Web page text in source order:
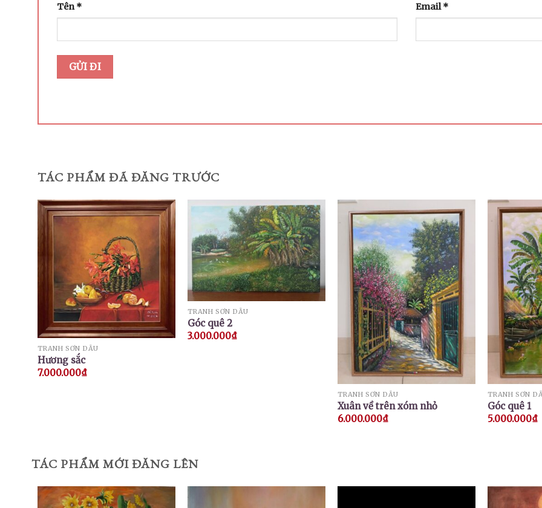
Tên* Email*
TÁC PHẨM ĐÃ ĐĂNG TRƯỚC
TRANH SƠN DẦU
Hương sắc
7.000.000₫
TRANH SƠN DẦU
Góc quê 2
3.000.000₫
TRANH SƠN DẦU
Xuân về trên xóm nhỏ
6.000.000₫
TRANH SƠN
Góc quê 1
5.000.000₫
TÁC PHẨM MỚI ĐĂNG LÊN